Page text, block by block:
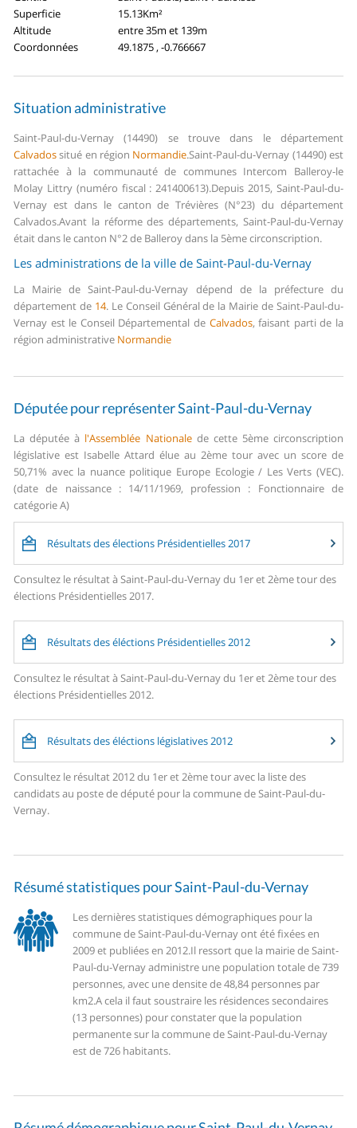
Superficie
15.13Km²
Altitude
entre 35m et 139m
Coordonnées
49.1875 , -0.766667
Situation administrative
Saint-Paul-du-Vernay (14490) se trouve dans le département
Calvadossitué en région Normandie.Saint-Paul-du-Vernay (14490) est
rattachée à la communauté de communes Intercom Balleroy-le
Molay Littry (numéro fiscal : 241400613).Depuis 2015, Saint-Paul-du-
Vernay est dans le canton de Trévières (N°23) du département
Calvados.Avant la réforme des départements, Saint-Paul-du-Vernay
était dans le canton N°2 de Balleroy dans la 5ème circonscription.
Les administrations de la ville de Saint-Paul-du-Vernay
La Mairie de Saint-Paul-du-Vernay dépend de la préfecture du
département de 14.Le Conseil Général de la Mairie de Saint-Paul-du-
Vernay est le Conseil Départemental de Calvados, faisant parti de la
région administrative Normandie
Députée pour représenter Saint-Paul-du-Vernay
La députée à l'Assemblée Nationalede cette 5ème circonscription
législative est Isabelle Attard élue au 2ème tour avec un score de
50,71% avec la nuance politique Europe Ecologie / Les Verts (VEC).
(date de naissance : 14/11/1969, profession : Fonctionnaire de
catégorie A)
Résultats des élections Présidentielles 2017
Consultez le résultat à Saint-Paul-du-Vernay du 1er et 2ème tour des
élections Présidentielles 2017.
Résultats des éléctions Présidentielles 2012
Consultez le résultat à Saint-Paul-du-Vernay du 1er et 2ème tour des
élections Présidentielles 2012.
Résultats des éléctions législatives 2012
Consultez le résultat 2012 du 1er et 2ème tour avec la liste des
candidats au poste de député pour la commune de Saint-Paul-du-
Vernay.
Résumé statistiques pour Saint-Paul-du-Vernay
Les dernières statistiques démographiques pour la
commune de Saint-Paul-du-Vernay ont été fixées en
2009 et publiées en 2012.Il ressort que la mairie de Saint-
Paul-du-Vernay administre une population totale de 739
personnes, avec une densite de 48,84 personnes par
km2.A cela il faut soustraire les résidences secondaires
(13 personnes) pour constater que la population
permanente sur la commune de Saint-Paul-du-Vernay
est de 726 habitants.